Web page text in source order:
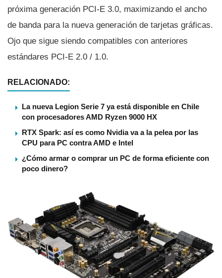
próxima generación PCI-E 3.0, maximizando el ancho
de banda para la nueva generación de tarjetas gráficas.
Ojo que sigue siendo compatibles con anteriores
estándares PCI-E 2.0 / 1.0.
RELACIONADO:
La nueva Legion Serie 7 ya está disponible en Chile
con procesadores AMD Ryzen 9000 HX
RTX Spark: así es como Nvidia va a la pelea por las
CPU para PC contra AMD e Intel
¿Cómo armar o comprar un PC de forma eficiente con
poco dinero?